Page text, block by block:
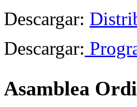
Descargar:
Descargar:
Asamblea